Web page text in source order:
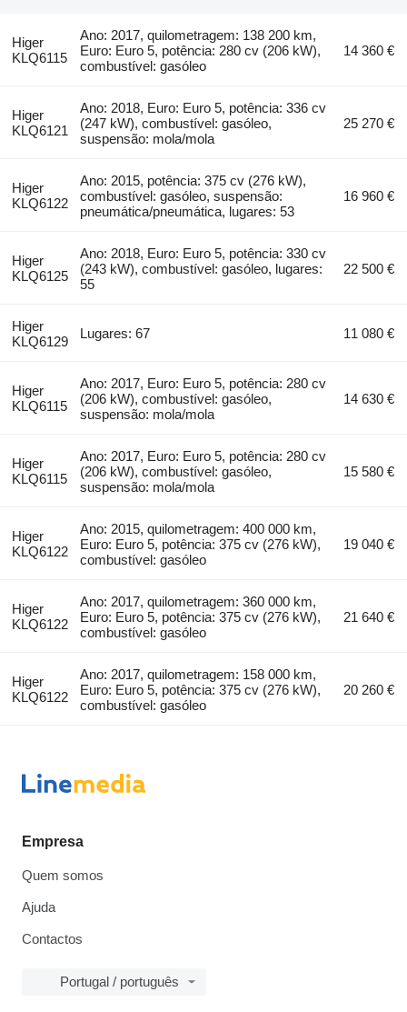
Higer
KLQ6115
Ano: 2017, quilometragem: 138 200 km,
Euro: Euro 5, potência: 280 cv (206 kW),
combustível: gasóleo
14 360 €
Higer
KLQ6121
Ano: 2018, Euro: Euro 5, potência: 336 cv
(247 kW), combustível: gasóleo,
suspensão: mola/mola
25 270 €
Higer
KLQ6122
Ano: 2015, potência: 375 cv (276 kW),
combustível: gasóleo, suspensão:
pneumática/pneumática, lugares: 53
16 960 €
Higer
KLQ6125
Ano: 2018, Euro: Euro 5, potência: 330 cv
(243 kW), combustível: gasóleo, lugares:
55
22 500 €
Higer
KLQ6129
Lugares: 67 11 080 €
Higer
KLQ6115
Ano: 2017, Euro: Euro 5, potência: 280 cv
(206 kW), combustível: gasóleo,
suspensão: mola/mola
14 630 €
Higer
KLQ6115
Ano: 2017, Euro: Euro 5, potência: 280 cv
(206 kW), combustível: gasóleo,
suspensão: mola/mola
15 580 €
Higer
KLQ6122
Ano: 2015, quilometragem: 400 000 km,
Euro: Euro 5, potência: 375 cv (276 kW),
combustível: gasóleo
19 040 €
Higer
KLQ6122
Ano: 2017, quilometragem: 360 000 km,
Euro: Euro 5, potência: 375 cv (276 kW),
combustível: gasóleo
21 640 €
Higer
KLQ6122
Ano: 2017, quilometragem: 158 000 km,
Euro: Euro 5, potência: 375 cv (276 kW),
combustível: gasóleo
20 260 €
Empresa
Quem somos
Ajuda
Contactos
Portugal / português